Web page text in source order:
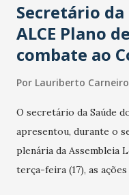
Secretário da
ALCE Plano
combate ao
Por Lauriberto
O secretário da Saúde
apresentou, durante o
plenária da Assembleia
terça-feira (17), as